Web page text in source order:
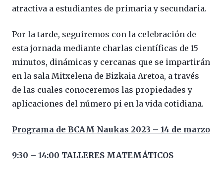
atractiva a estudiantes de primaria y secundaria.
Por la tarde, seguiremos con la celebración de
esta jornada mediante charlas científicas de 15
minutos, dinámicas y cercanas que se impartirán
en la sala Mitxelena de Bizkaia Aretoa, a través
de las cuales conoceremos las propiedades y
aplicaciones del número pi en la vida cotidiana.
Programa de BCAM Naukas 2023 – 14 de marzo
9:30 – 14:00 TALLERES MATEMÁTICOS